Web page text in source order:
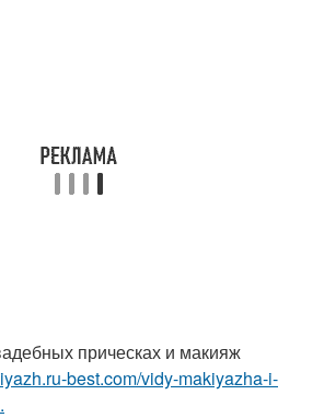
прическах и макияж
best.com/vidy-makiyazha-i-